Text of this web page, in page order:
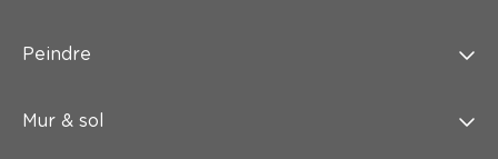
Peindre
Mur & sol